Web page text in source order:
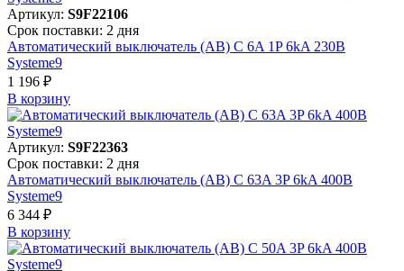
Артикул: S9F22106
Срок поставки: 2 дня
Автоматический выключатель (АВ) C 6A 1P 6kA 230В
Systeme9
1 196 ₽
В корзинy
Артикул: S9F22363
Срок поставки: 2 дня
Автоматический выключатель (АВ) C 63A 3P 6kA 400В
Systeme9
6 344 ₽
В корзинy